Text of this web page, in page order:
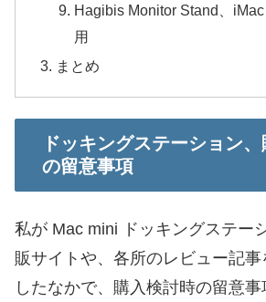
Hagibis Monitor Stand、
用
まとめ
ドッキングステーション
の留意事項
私が Mac mini ドッキングステー
販サイトや、各所のレビュー記
したなかで、購入検討時の留意事